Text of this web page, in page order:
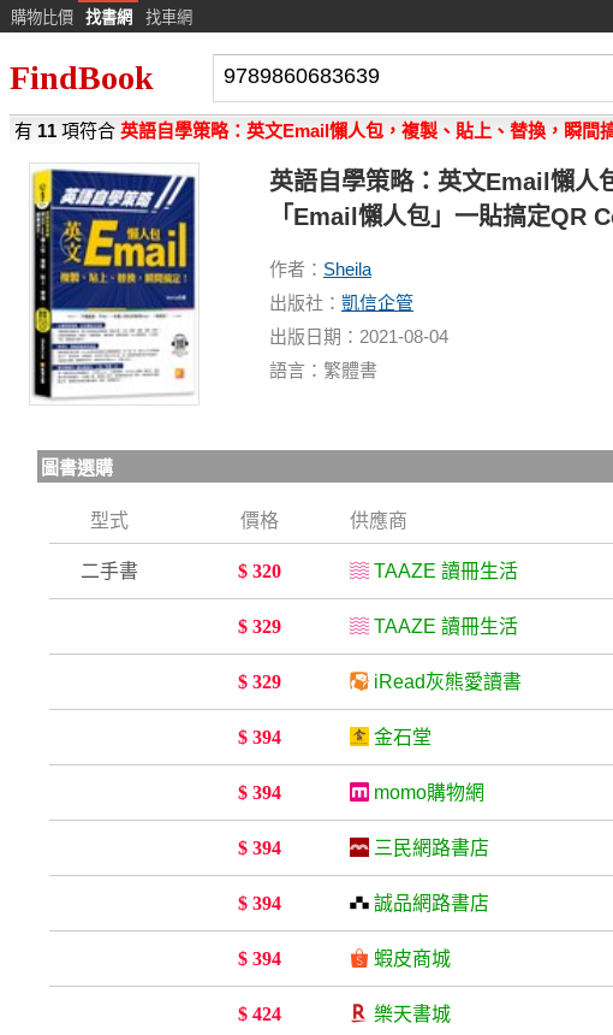
購物比價 找書網 找車網
FindBook
有 11 項符合 英語自學策略：英文Email懶人包，複製、貼上、替換，瞬間
英語自學策略：英文Email懶人
「Email懶人包」一貼搞定QR
作者： Sheila
出版社： 凱信企管
出版日期：2021-08-04
語言：繁體書
圖書選購
型式 價格 供應商
二手書 $ 320 TAAZE 讀冊生活
$ 329 TAAZE 讀冊生活
$ 329 iRead灰熊愛讀書
$ 394 金石堂
$ 394 momo購物網
$ 394 三民網路書店
$ 394 誠品網路書店
$ 394 蝦皮商城
$ 424 樂天書城